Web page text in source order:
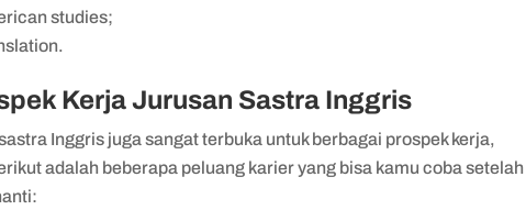
studies;
Kerja Jurusan Sastra Inggris
Inggris juga sangat terbuka untuk berbagai prospek kerja,
adalah beberapa peluang karier yang bisa kamu coba setelah